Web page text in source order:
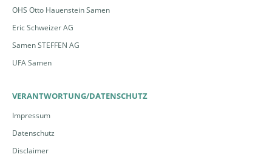
OHS Otto Hauenstein Samen
Eric Schweizer AG
Samen STEFFEN AG
UFA Samen
VERANTWORTUNG/DATENSCHUTZ
Impressum
Datenschutz
Disclaimer